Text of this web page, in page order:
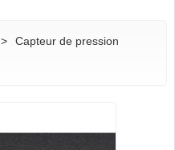
>
Capteur de pression